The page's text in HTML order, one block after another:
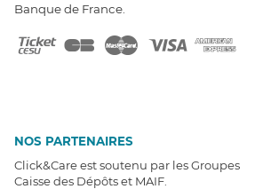
Banque de France.
NOS PARTENAIRES
Click&Care est soutenu par les Groupes
Caisse des Dépôts et MAIF.